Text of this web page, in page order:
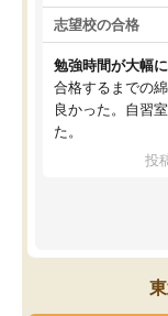
志望校の合格
勉強時間が大幅に
合格するまでの
良かった。自習
た。
投